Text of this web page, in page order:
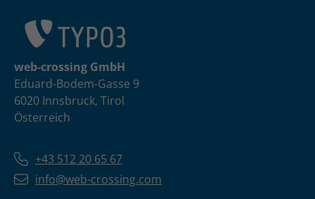
web-crossing GmbH
Eduard-Bodem-Gasse 9
6020 Innsbruck, Tirol
Österreich
+43 512 20 65 67
info@web-crossing.com